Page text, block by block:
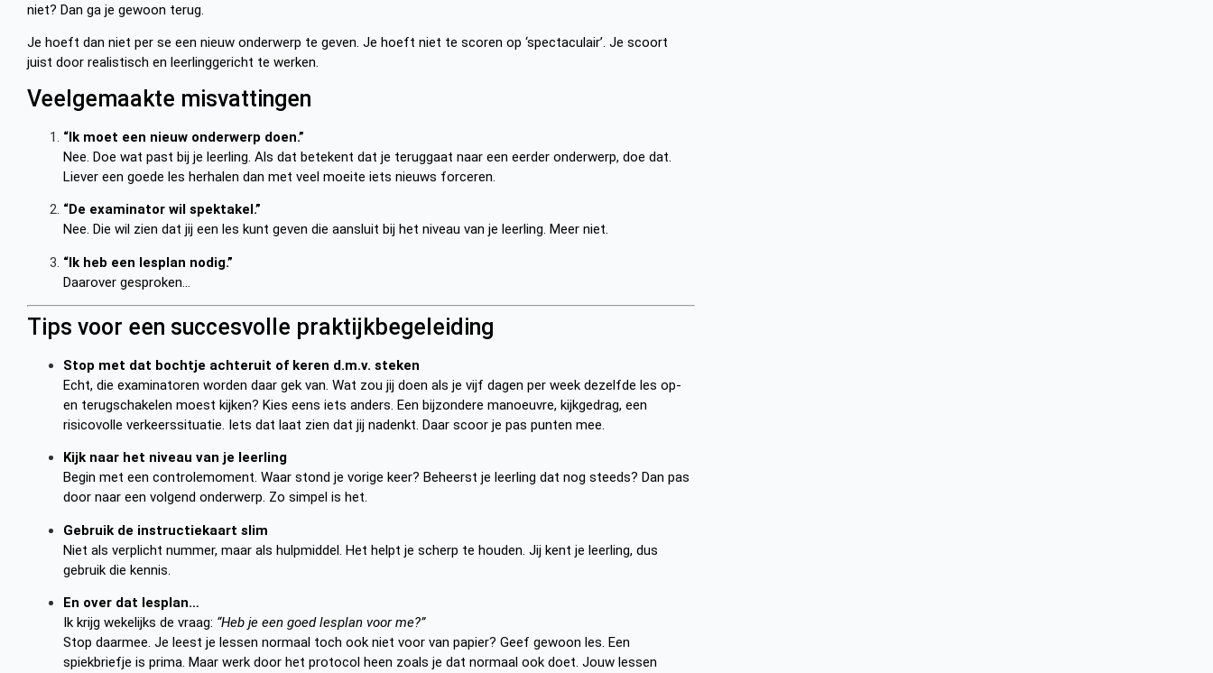
niet? Dan ga je gewoon terug.
Je hoeft dan niet per se een nieuw onderwerp te geven. Je hoeft niet te scoren op ‘spectaculair’. Je scoort
juist door realistisch en leerlinggericht te werken.
Veelgemaakte misvattingen
“Ik moet een nieuw onderwerp doen.”
Nee. Doe wat past bij je leerling. Als dat betekent dat je teruggaat naar een eerder onderwerp, doe dat.
Liever een goede les herhalen dan met veel moeite iets nieuws forceren.
“De examinator wil spektakel.”
Nee. Die wil zien dat jij een les kunt geven die aansluit bij het niveau van je leerling. Meer niet.
“Ik heb een lesplan nodig.”
Daarover gesproken…
Tips voor een succesvolle praktijkbegeleiding
Stop met dat bochtje achteruit of keren d.m.v. steken
Echt, die examinatoren worden daar gek van. Wat zou jij doen als je vijf dagen per week dezelfde les op-
en terugschakelen moest kijken? Kies eens iets anders. Een bijzondere manoeuvre, kijkgedrag, een
risicovolle verkeerssituatie. Iets dat laat zien dat jij nadenkt. Daar scoor je pas punten mee.
Kijk naar het niveau van je leerling
Begin met een controlemoment. Waar stond je vorige keer? Beheerst je leerling dat nog steeds? Dan pas
door naar een volgend onderwerp. Zo simpel is het.
Gebruik de instructiekaart slim
Niet als verplicht nummer, maar als hulpmiddel. Het helpt je scherp te houden. Jij kent je leerling, dus
gebruik die kennis.
En over dat lesplan…
Ik krijg wekelijks de vraag: “Heb je een goed lesplan voor me?”
Stop daarmee. Je leest je lessen normaal toch ook niet voor van papier? Geef gewoon les. Een
spiekbriefje is prima. Maar werk door het protocol heen zoals je dat normaal ook doet. Jouw lessen